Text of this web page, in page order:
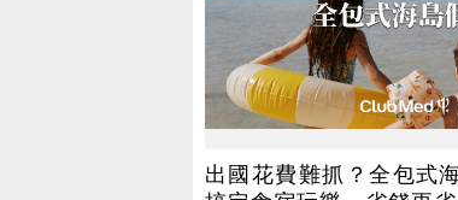
出國花費難抓？全包式